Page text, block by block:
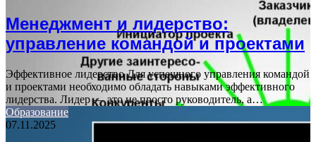
Менеджмент и лидерство:
управление командой и проектами
Эффективное лидерство Для успешного управления командой
и проектами необходимо обладать навыками эффективного
лидерства. Лидер — это не просто руководитель, а…
Образование
07.11.2025